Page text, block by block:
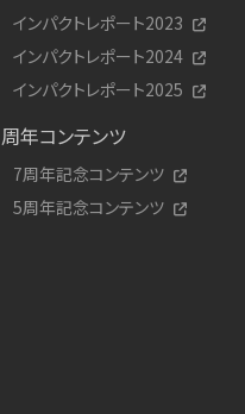
インパクトレポート2023
インパクトレポート2024
インパクトレポート2025
周年コンテンツ
7周年記念コンテンツ
5周年記念コンテンツ